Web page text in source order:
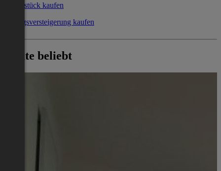
Grundstück kaufen
Zwangsversteigerung kaufen
Heute beliebt